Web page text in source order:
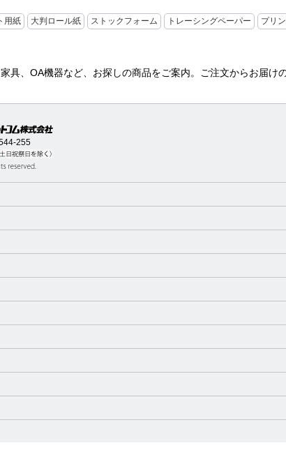
用紙 大判ロール紙 ストックフォーム トレーシングペーパー プリ
、OA機器など、お探しの商品をご案内。ご注文からお届け
255